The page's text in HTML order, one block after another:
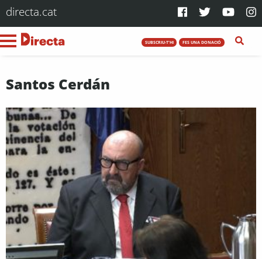
directa.cat
SUBSCRIU-T'HI FES UNA DONACIÓ
Santos Cerdán